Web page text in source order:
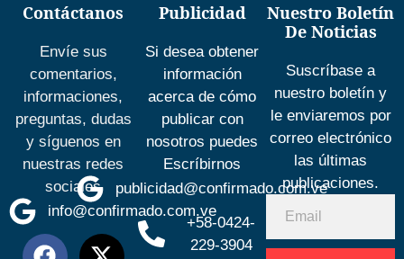
Contáctanos
Envíe sus
comentarios,
informaciones,
preguntas, dudas
y síguenos en
nuestras redes
sociales
info@confirmado.com.ve
Publicidad
Si desea obtener
información
acerca de cómo
publicar con
nosotros puedes
Escríbirnos
publicidad@confirmado.com.ve
+58-0424-
229-3904
Nuestro Boletín
De Noticias
Suscríbase a
nuestro boletín y
le enviaremos por
correo electrónico
las últimas
publicaciones.